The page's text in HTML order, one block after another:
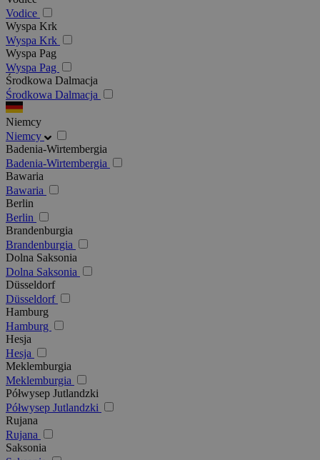
Vodice
Wyspa Krk
Wyspa Krk
Wyspa Pag
Wyspa Pag
Środkowa Dalmacja
Środkowa Dalmacja
Niemcy
Niemcy
Badenia-Wirtembergia
Badenia-Wirtembergia
Bawaria
Bawaria
Berlin
Berlin
Brandenburgia
Brandenburgia
Dolna Saksonia
Dolna Saksonia
Düsseldorf
Düsseldorf
Hamburg
Hamburg
Hesja
Hesja
Meklemburgia
Meklemburgia
Półwysep Jutlandzki
Półwysep Jutlandzki
Rujana
Rujana
Saksonia